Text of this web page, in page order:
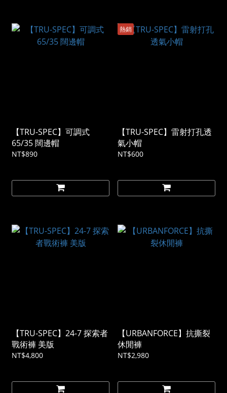
【TRU-SPEC】可調式
65/35 闊邊帽
NT$890
熱銷
【TRU-SPEC】雷射打孔透
氣小帽
NT$600
【TRU-SPEC】24-7 探索者
戰術褲 美版
NT$4,800
【URBANFORCE】抗撕裂
休閒褲
NT$2,980